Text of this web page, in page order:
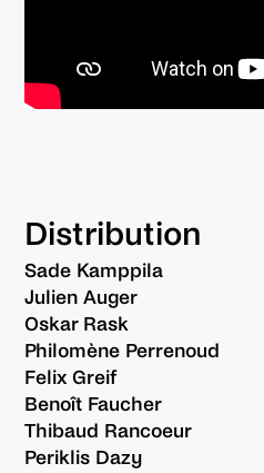
Distribution
Sade Kamppila
Julien Auger
Oskar Rask
Philomène Perrenoud
Felix Greif
Benoît Faucher
Thibaud Rancoeur
Periklis Dazy